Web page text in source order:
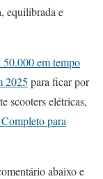
equilibrada e
em tempo
2025 para ficar por
scooters elétricas,
para
abaixo e